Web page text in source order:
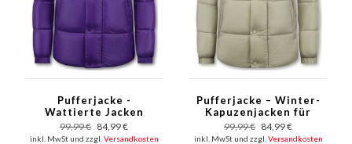
Pufferjacke -
Wattierte Jacken
Herren - 8055 - Lila
99,99 € 84,99 €
inkl. MwSt und zzgl. Versandkosten
Pufferjacke – Winter-
Kapuzenjacken für
Herren – 8055 – Beige
99,99 € 84,99 €
inkl. MwSt und zzgl. Versandkosten